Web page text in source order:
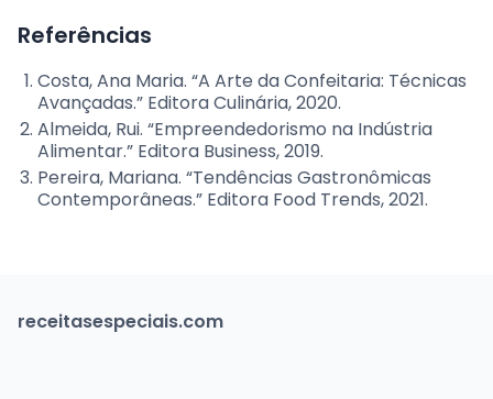
Referências
Costa, Ana Maria. “A Arte da Confeitaria: Técnicas
Avançadas.” Editora Culinária, 2020.
Almeida, Rui. “Empreendedorismo na Indústria
Alimentar.” Editora Business, 2019.
Pereira, Mariana. “Tendências Gastronômicas
Contemporâneas.” Editora Food Trends, 2021.
receitasespeciais.com